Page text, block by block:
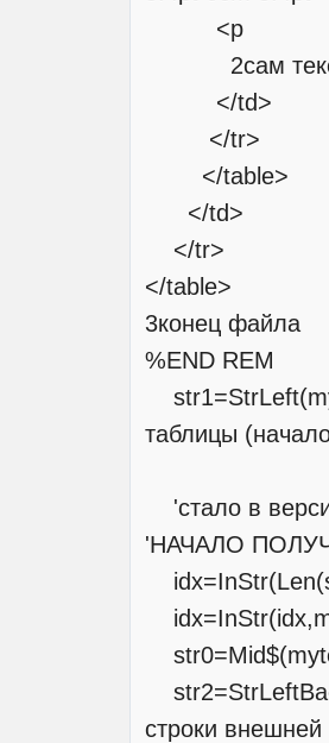
<p
2сам текст
</td>
</tr>
</table>
</td>
</tr>
</table>
3конец файла
%END REM
таблицы
'стало в
'НАЧАЛО
строки внешней